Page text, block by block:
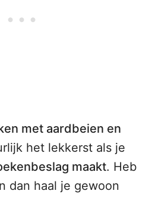
met aardbeien en
het lekkerst als je
maakt. Heb
dan haal je gewoon